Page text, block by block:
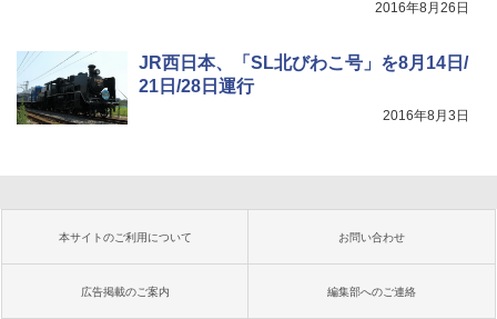
2016年8月26日
JR西日本、「SL北びわこ号」を8月14日/
21日/28日運行
2016年8月3日
本サイトのご利用について お問い合わせ
広告掲載のご案内 編集部へのご連絡